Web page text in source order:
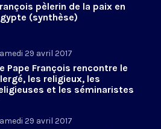
pèlerin de la paix en
(synthèse)
29 avril 2017
Pape François rencontre le
les religieux, les
et les séminaristes
29 avril 2017